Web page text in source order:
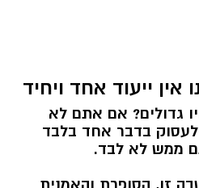
ייעוד אחד ויחיד
גדולים? אם אתם לא
בדבר אחד בלבד
ממש לא לבד.